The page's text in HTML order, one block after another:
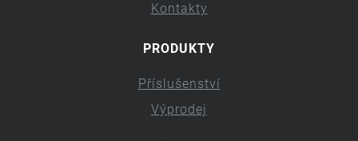
Kontakty
PRODUKTY
Příslušenství
Výprodej